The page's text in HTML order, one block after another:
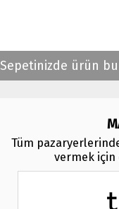
Sepetinizde ürün
Tüm
vermek için